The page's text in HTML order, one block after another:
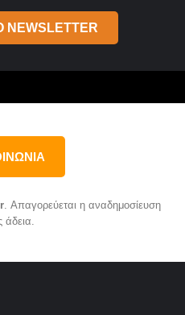
. Απαγορεύεται η αναδημοσίευση
άδεια.